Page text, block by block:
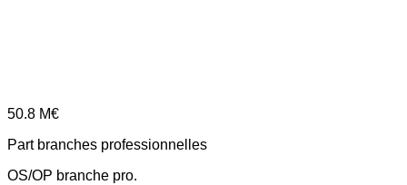
50.8 M€
Part branches professionnelles
OS/OP branche pro.